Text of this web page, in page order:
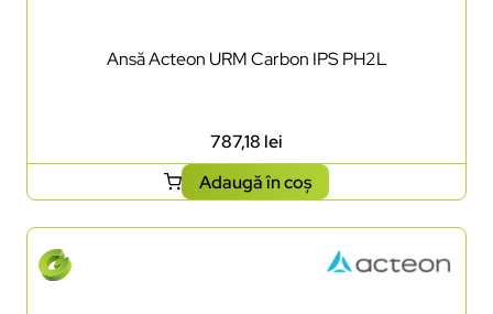
Ansă Acteon URM Carbon IPS PH2L
787,18 lei
Adaugă în coș